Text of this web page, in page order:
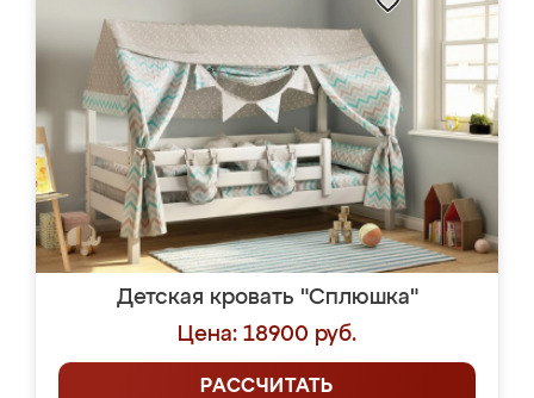
Детская кровать "Сплюшка"
Цена: 18900 руб.
РАССЧИТАТЬ